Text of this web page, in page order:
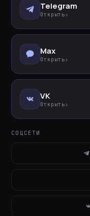
Telegram
Открыть ›
Max
Открыть ›
VK
Открыть ›
СОЦСЕТИ